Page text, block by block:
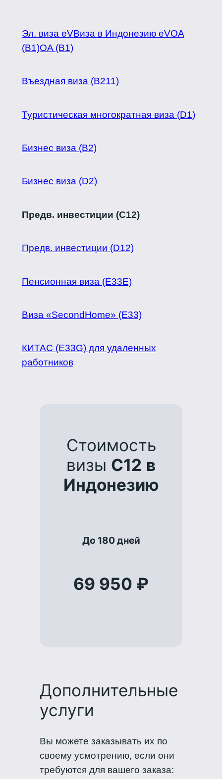
Эл. виза eVВиза в Индонезию eVOA
(B1)OA (B1)
Въездная виза (B211)
Туристическая многократная виза (D1)
Бизнес виза (B2)
Бизнес виза (D2)
Предв. инвестиции (C12)
Предв. инвестиции (D12)
Пенсионная виза (Е33Е)
Виза «SecondHome» (Е33)
КИТАС (E33G) для удаленных
работников
Стоимость
визы C12 в
Индонезию
До 180 дней
69 950 ₽
Дополнительные
услуги
Вы можете заказывать их по
своему усмотрению, если они
требуются для вашего заказа: